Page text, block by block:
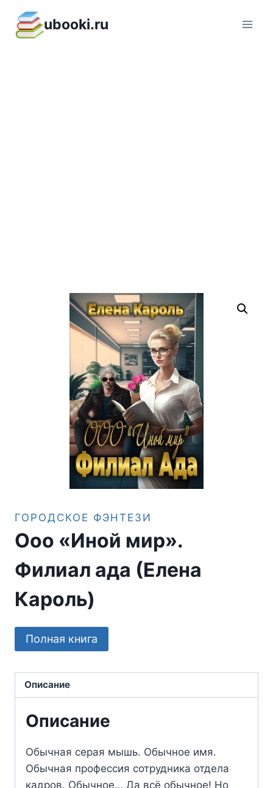
содержимому
ubooki.ru
ГОРОДСКОЕ ФЭНТЕЗИ
Ооо «Иной мир».
Филиал ада (Елена
Кароль)
Полная книга
Описание
Описание
Обычная серая мышь. Обычное имя.
Обычная профессия сотрудника отдела
кадров. Обычное… Да всё обычное! Но